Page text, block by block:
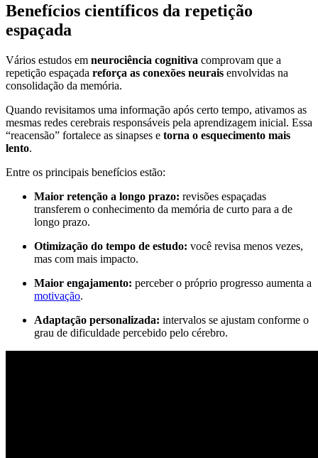
Benefícios científicos da repetição
espaçada
Vários estudos em neurociência cognitiva comprovam que a
repetição espaçada reforça as conexões neurais envolvidas na
consolidação da memória.
Quando revisitamos uma informação após certo tempo, ativamos as
mesmas redes cerebrais responsáveis pela aprendizagem inicial. Essa
“reacensão” fortalece as sinapses e torna o esquecimento mais
lento.
Entre os principais benefícios estão:
Maior retenção a longo prazo: revisões espaçadas
transferem o conhecimento da memória de curto para a de
longo prazo.
Otimização do tempo de estudo: você revisa menos vezes,
mas com mais impacto.
Maior engajamento: perceber o próprio progresso aumenta a
motivação.
Adaptação personalizada: intervalos se ajustam conforme o
grau de dificuldade percebido pelo cérebro.